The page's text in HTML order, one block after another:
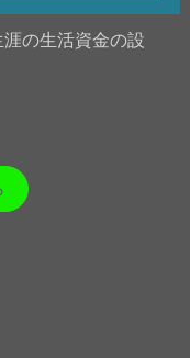
の生活資金の設